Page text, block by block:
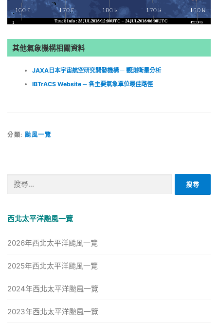
其他氣象機構相關資料
JAXA日本宇宙航空研究開發機構 ─ 觀測衛星分析
IBTrACS Website ─ 各主要氣象單位最佳路徑
分類: 颱風一覽
字:
西北太平洋颱風一覽
2026年西北太平洋颱風一覽
2025年西北太平洋颱風一覽
2024年西北太平洋颱風一覽
2023年西北太平洋颱風一覽